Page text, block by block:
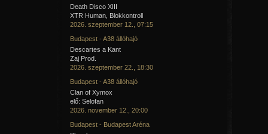
Death Disco XIII
XTR Human, Blokkontroll
2026. szeptember 12., 07:15
Budapest - A38 állóhajó
Descartes a Kant
Zaj Prod.
2026. szeptember 22., 18:30
Budapest - A38 állóhajó
Clan of Xymox
elő: Selofan
2026. november 12., 20:00
Budapest - Budapest Aréna